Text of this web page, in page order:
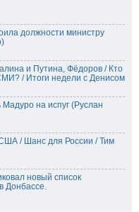
должности министру
и Путина, Фёдоров / Кто
/ Итоги недели с Денисом
на испуг (Руслан
/ Шанс для России / Тим
новый список
Донбассе.